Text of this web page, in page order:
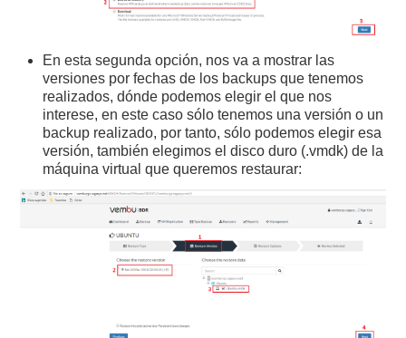
En esta segunda opción, nos va a mostrar las
versiones por fechas de los backups que tenemos
realizados, dónde podemos elegir el que nos
interese, en este caso sólo tenemos una versión o un
backup realizado, por tanto, sólo podemos elegir esa
versión, también elegimos el disco duro (.vmdk) de la
máquina virtual que queremos restaurar: